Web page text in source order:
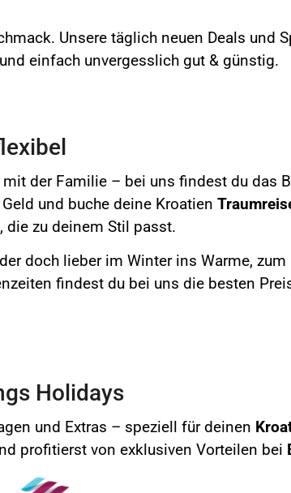
Unsere täglich neuen Deals und
einfach unvergesslich gut & günstig.
der Familie – bei uns findest du das
und buche deine Kroatien
die zu deinem Stil passt.
doch lieber im Winter ins Warme,
findest du bei uns die besten
Holidays
und Extras – speziell für deinen
profitierst von exklusiven Vorteilen bei